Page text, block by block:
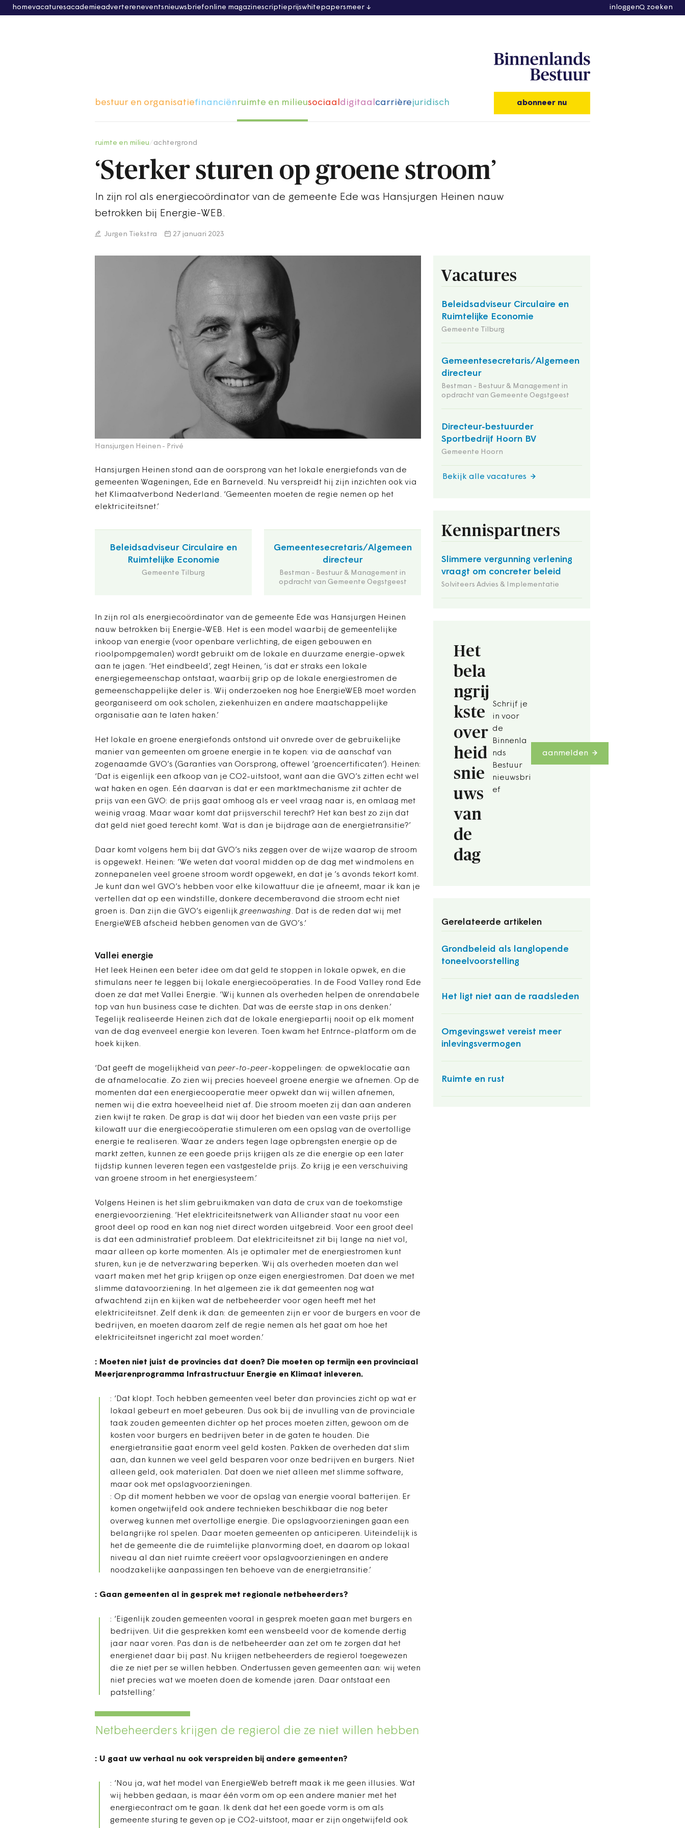
homevacaturesacademieadvertereneventsnieuwsbriefonline magazinescriptieprijswhitepapersmeer inloggen zoeken
bestuur en organisatiefinanciënruimte en milieusociaaldigitaalcarrièrejuridisch abonneer nu
ruimte en milieu achtergrond
‘Sterker sturen op groene stroom’
In zijn rol als energiecoördinator van de gemeente Ede was Hansjurgen Heinen nauw
betrokken bij Energie-WEB.
Jurgen Tiekstra 27 januari 2023
Hansjurgen Heinen - Privé
Hansjurgen Heinen stond aan de oorsprong van het lokale energiefonds van de
gemeenten Wageningen, Ede en Barneveld. Nu verspreidt hij zijn inzichten ook via
het Klimaatverbond Nederland. ‘Gemeenten moeten de regie nemen op het
elektriciteitsnet.’
Beleidsadviseur Circulaire en
Ruimtelijke Economie
Gemeente Tilburg
Gemeentesecretaris/Algemeen
directeur
Bestman - Bestuur & Management in
opdracht van Gemeente Oegstgeest
In zijn rol als energiecoördinator van de gemeente Ede was Hansjurgen Heinen
nauw betrokken bij Energie-WEB. Het is een model waarbij de gemeentelijke
inkoop van energie (voor openbare verlichting, de eigen gebouwen en
rioolpompgemalen) wordt gebruikt om de lokale en duurzame energie-opwek
aan te jagen. ‘Het eindbeeld’, zegt Heinen, ‘is dat er straks een lokale
energiegemeenschap ontstaat, waarbij grip op de lokale energiestromen de
gemeenschappelijke deler is. Wij onderzoeken nog hoe EnergieWEB moet worden
georganiseerd om ook scholen, ziekenhuizen en andere maatschappelijke
organisatie aan te laten haken.’
Vacatures
Beleidsadviseur Circulaire en
Ruimtelijke Economie
Gemeente Tilburg
Gemeentesecretaris/Algemeen
directeur
Bestman - Bestuur & Management in
opdracht van Gemeente Oegstgeest
Directeur-bestuurder
Sportbedrijf Hoorn BV
Gemeente Hoorn
Bekijk alle vacatures
Kennispartners
Slimmere vergunning verlening
vraagt om concreter beleid
Solviteers Advies & Implementatie
Het
bela
ngrij
kste
over
heid
snie
uws
van
de
dag
Schrijf je
in voor
de
Binnenla
nds
Bestuur
nieuwsbri
ef
aanmelden
Gerelateerde artikelen
Grondbeleid als langlopende
toneelvoorstelling
Het ligt niet aan de raadsleden
Omgevingswet vereist meer
inlevingsvermogen
Ruimte en rust
Het lokale en groene energiefonds ontstond uit onvrede over de gebruikelijke
manier van gemeenten om groene energie in te kopen: via de aanschaf van
zogenaamde GVO’s (Garanties van Oorsprong, oftewel ‘groencertificaten’). Heinen:
‘Dat is eigenlijk een afkoop van je CO2-uitstoot, want aan die GVO’s zitten echt wel
wat haken en ogen. Eén daarvan is dat er een marktmechanisme zit achter de
prijs van een GVO: de prijs gaat omhoog als er veel vraag naar is, en omlaag met
weinig vraag. Maar waar komt dat prijsverschil terecht? Het kan best zo zijn dat
dat geld niet goed terecht komt. Wat is dan je bijdrage aan de energietransitie?’
Daar komt volgens hem bij dat GVO’s niks zeggen over de wijze waarop de stroom
is opgewekt. Heinen: ‘We weten dat vooral midden op de dag met windmolens en
zonnepanelen veel groene stroom wordt opgewekt, en dat je ’s avonds tekort komt.
Je kunt dan wel GVO’s hebben voor elke kilowattuur die je afneemt, maar ik kan je
vertellen dat op een windstille, donkere decemberavond die stroom echt niet
groen is. Dan zijn die GVO’s eigenlijk greenwashing. Dat is de reden dat wij met
EnergieWEB afscheid hebben genomen van de GVO’s.’
Vallei energie
Het leek Heinen een beter idee om dat geld te stoppen in lokale opwek, en die
stimulans neer te leggen bij lokale energiecoöperaties. In de Food Valley rond Ede
doen ze dat met Vallei Energie. ‘Wij kunnen als overheden helpen de onrendabele
top van hun business case te dichten. Dat was de eerste stap in ons denken.’
Tegelijk realiseerde Heinen zich dat de lokale energiepartij nooit op elk moment
van de dag evenveel energie kon leveren. Toen kwam het Entrnce-platform om de
hoek kijken.
‘Dat geeft de mogelijkheid van peer-to-peer-koppelingen: de opweklocatie aan
de afnamelocatie. Zo zien wij precies hoeveel groene energie we afnemen. Op de
momenten dat een energiecooperatie meer opwekt dan wij willen afnemen,
nemen wij die extra hoeveelheid niet af. Die stroom moeten zij dan aan anderen
zien kwijt te raken. De grap is dat wij door het bieden van een vaste prijs per
kilowatt uur die energiecoöperatie stimuleren om een opslag van de overtollige
energie te realiseren. Waar ze anders tegen lage opbrengsten energie op de
markt zetten, kunnen ze een goede prijs krijgen als ze die energie op een later
tijdstip kunnen leveren tegen een vastgestelde prijs. Zo krijg je een verschuiving
van groene stroom in het energiesysteem.’
Volgens Heinen is het slim gebruikmaken van data de crux van de toekomstige
energievoorziening. ‘Het elektriciteitsnetwerk van Alliander staat nu voor een
groot deel op rood en kan nog niet direct worden uitgebreid. Voor een groot deel
is dat een administratief probleem. Dat elektriciteitsnet zit bij lange na niet vol,
maar alleen op korte momenten. Als je optimaler met de energiestromen kunt
sturen, kun je de netverzwaring beperken. Wij als overheden moeten dan wel
vaart maken met het grip krijgen op onze eigen energiestromen. Dat doen we met
slimme datavoorziening. In het algemeen zie ik dat gemeenten nog wat
afwachtend zijn en kijken wat de netbeheerder voor ogen heeft met het
elektriciteitsnet. Zelf denk ik dan: de gemeenten zijn er voor de burgers en voor de
bedrijven, en moeten daarom zelf de regie nemen als het gaat om hoe het
elektriciteitsnet ingericht zal moet worden.’
: Moeten niet juist de provincies dat doen? Die moeten op termijn een provinciaal
Meerjarenprogramma Infrastructuur Energie en Klimaat inleveren.
: ‘Dat klopt. Toch hebben gemeenten veel beter dan provincies zicht op wat er
lokaal gebeurt en moet gebeuren. Dus ook bij de invulling van de provinciale
taak zouden gemeenten dichter op het proces moeten zitten, gewoon om de
kosten voor burgers en bedrijven beter in de gaten te houden. Die
energietransitie gaat enorm veel geld kosten. Pakken de overheden dat slim
aan, dan kunnen we veel geld besparen voor onze bedrijven en burgers. Niet
alleen geld, ook materialen. Dat doen we niet alleen met slimme software,
maar ook met opslagvoorzieningen.
: Op dit moment hebben we voor de opslag van energie vooral batterijen. Er
komen ongetwijfeld ook andere technieken beschikbaar die nog beter
overweg kunnen met overtollige energie. Die opslagvoorzieningen gaan een
belangrijke rol spelen. Daar moeten gemeenten op anticiperen. Uiteindelijk is
het de gemeente die de ruimtelijke planvorming doet, en daarom op lokaal
niveau al dan niet ruimte creëert voor opslagvoorzieningen en andere
noodzakelijke aanpassingen ten behoeve van de energietransitie.’
: Gaan gemeenten al in gesprek met regionale netbeheerders?
: ‘Eigenlijk zouden gemeenten vooral in gesprek moeten gaan met burgers en
bedrijven. Uit die gesprekken komt een wensbeeld voor de komende dertig
jaar naar voren. Pas dan is de netbeheerder aan zet om te zorgen dat het
energienet daar bij past. Nu krijgen netbeheerders de regierol toegewezen
die ze niet per se willen hebben. Ondertussen geven gemeenten aan: wij weten
niet precies wat we moeten doen de komende jaren. Daar ontstaat een
patstelling.’
Netbeheerders krijgen de regierol die ze niet willen hebben
: U gaat uw verhaal nu ook verspreiden bij andere gemeenten?
: ‘Nou ja, wat het model van EnergieWeb betreft maak ik me geen illusies. Wat
wij hebben gedaan, is maar één vorm om op een andere manier met het
energiecontract om te gaan. Ik denk dat het een goede vorm is om als
gemeente sturing te geven op je CO2-uitstoot, maar er zijn ongetwijfeld ook